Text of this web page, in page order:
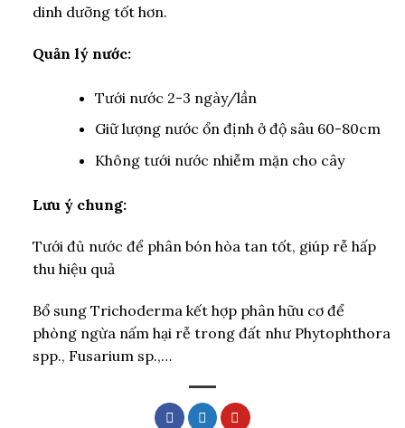
dinh dưỡng tốt hơn.
Quản lý nước:
Tưới nước 2-3 ngày/lần
Giữ lượng nước ổn định ở độ sâu 60-80cm
Không tưới nước nhiễm mặn cho cây
Lưu ý chung:
Tưới đủ nước để phân bón hòa tan tốt, giúp rễ hấp
thu hiệu quả
Bổ sung Trichoderma kết hợp phân hữu cơ để
phòng ngừa nấm hại rễ trong đất như Phytophthora
spp., Fusarium sp.,…